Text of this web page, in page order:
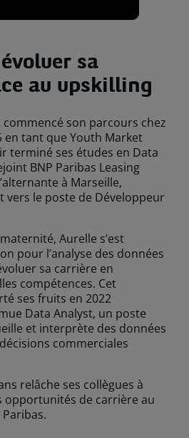
sa
au upskilling
son parcours chez
en tant que Youth Market
terminé ses études en Data
BNP Paribas Leasing
à Marseille,
vers le poste de Développeur
Aurelle s’est
pour l’analyse des données
sa carrière en
compétences. Cet
ses fruits en 2022
Data Analyst, un poste
et interprète des données
commerciales
relâche ses collègues à
opportunités de carrière au